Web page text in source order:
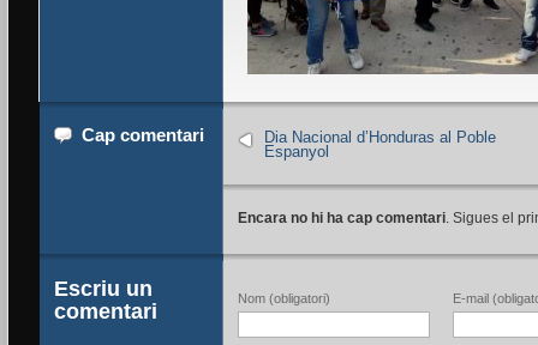
Cap comentari
Dia Nacional d’Honduras al Poble
Espanyol
Encara no hi ha cap comentari. Sigues el
Escriu un
comentari
Nom (obligatori) E-mail